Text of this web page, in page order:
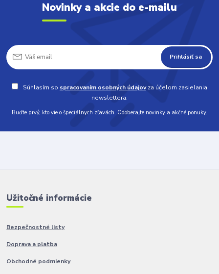
Novinky a akcie do e-mailu
Prihlásiť sa
Súhlasím so spracovaním osobných údajovza účelom zasielania
newslettera.
Buďte prvý, kto vie o špeciálnych zľavách. Odoberajte novinky a akčné ponuky.
Užitočné informácie
Bezpečnostné listy
Doprava a platba
Obchodné podmienky